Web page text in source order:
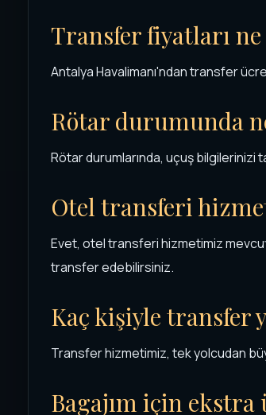
Transfer fiyatları
Antalya Havalimanı'ndan transfer
Rötar durumunda
Rötar durumlarında, uçuş bilgilerinizi
Otel transferi
Evet, otel transferi hizmetimiz
transfer edebilirsiniz.
Kaç kişiyle transfer
Transfer hizmetimiz, tek yolcudan
Bagajım için ekstra